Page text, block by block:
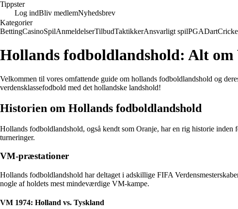
Tippster
Log indBliv medlemNyhedsbrev
Kategorier
BettingCasinoSpilAnmeldelserTilbudTaktikkerAnsvarligt spilPGADart
Hollands fodboldlandshold: Alt
Velkommen til vores omfattende guide om hollands fodboldlandshold og
verdensklassefodbold med det hollandske landshold!
Historien om Hollands fodboldlandshold
Hollands fodboldlandshold, også kendt som Oranje, har en rig historie
turneringer.
VM-præstationer
Hollands fodboldlandshold har deltaget i adskillige FIFA
nogle af holdets mest mindeværdige VM-kampe.
VM 1974: Holland vs. Tyskland